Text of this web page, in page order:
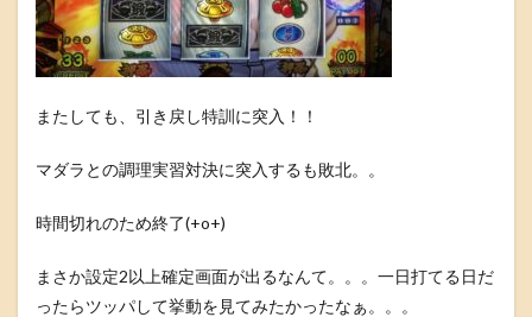
またしても、引き戻し特訓に突入！！
マダラとの調理実習対決に突入するも敗北。。
時間切れのため終了(+o+)
まさか設定2以上確定画面が出るなんて。。。一日打てる日だ
ったらツッパして挙動を見てみたかったなぁ。。。